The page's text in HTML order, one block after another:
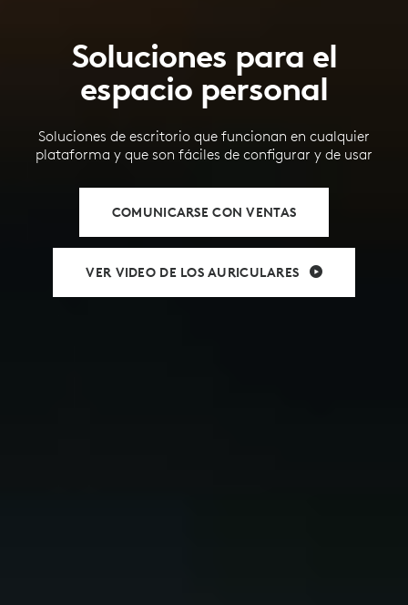
Soluciones para el
espacio personal
Soluciones de escritorio que funcionan en cualquier
plataforma y que son fáciles de configurar y de usar
COMUNICARSE CON VENTAS
VER VIDEO DE LOS AURICULARES